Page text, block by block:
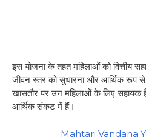
इस योजना के तहत महिलाओं को वित्तीय
जीवन स्तर को सुधारना और आर्थिक रूप से
खासतौर पर उन महिलाओं के लिए सहायक
आर्थिक संकट में हैं।
Mahtari Vandana